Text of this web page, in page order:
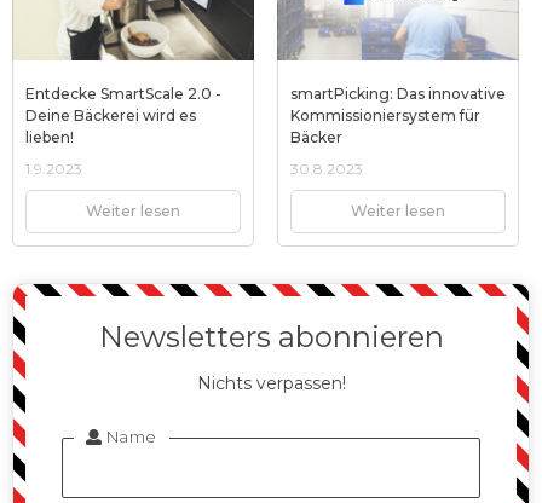
Entdecke SmartScale 2.0 -
Deine Bäckerei wird es
lieben!
1.9.2023
Weiter lesen
smartPicking: Das innovative
Kommissioniersystem für
Bäcker
30.8.2023
Weiter lesen
Newsletters abonnieren
Nichts verpassen!
 Name